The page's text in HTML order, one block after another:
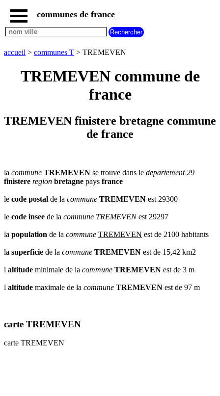
accueil
communes
regions
departement
H
K L M
N
O
P Q R S T
U
V
W X Y Z
communes de france
accueil > communes T > TREMEVEN
TREMEVEN commune de
france
TREMEVEN finistere bretagne commune
de france
la commune TREMEVEN se trouve dans le departement 29
finistere region bretagne pays france
le code postal de la commune TREMEVEN est 29300
le code insee de la commune TREMEVENest 29297
la population de la commune TREMEVEN est de 2100 habitants
la superficie de la commune TREMEVEN est de 15,42 km2
l altitude minimale de la commune TREMEVEN est de 3 m
l altitude maximale de la commune TREMEVEN est de 97 m
carte TREMEVEN
carte TREMEVEN